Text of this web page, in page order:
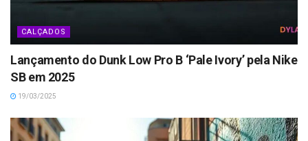
CALÇADOS
Lançamento do Dunk Low Pro B ‘Pale Ivory’ pela Nike
SB em 2025
19/03/2025